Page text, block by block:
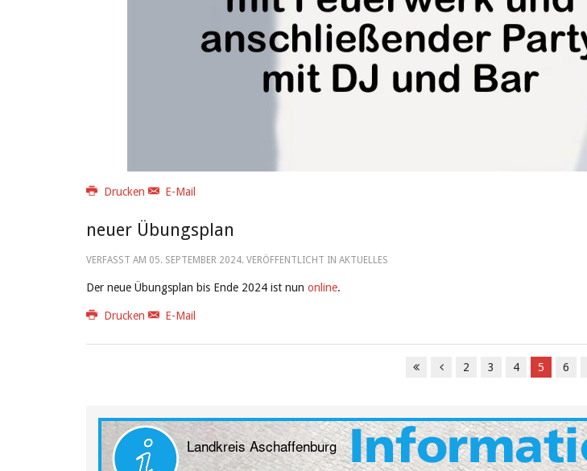
Drucken E-Mail
neuer Übungsplan
VERFASST AM 05. SEPTEMBER 2024. VERÖFFENTLICHT IN AKTUELLES
Der neue Übungsplan bis Ende 2024 ist nun online.
Drucken E-Mail
2 3 4 5 6